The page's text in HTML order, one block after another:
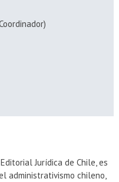
Jurídica de Chile, es
administrativismo chileno,